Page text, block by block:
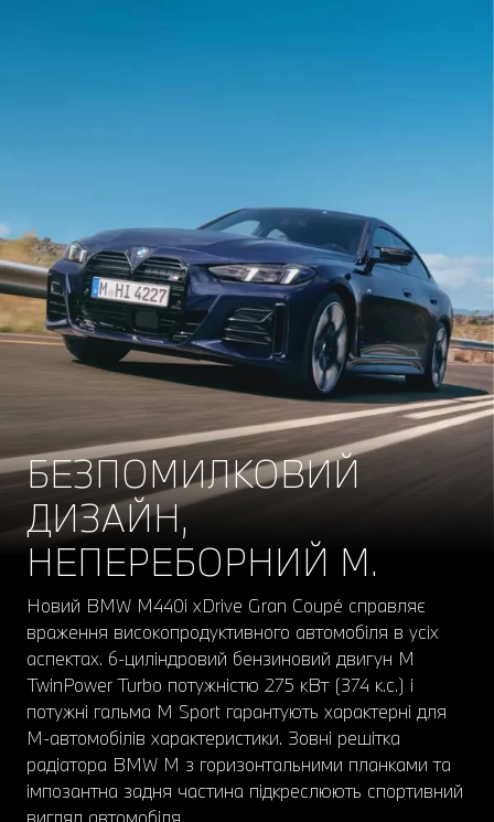
БЕЗПОМИЛКОВИЙ
ДИЗАЙН,
НЕПЕРЕБОРНИЙ М.
Новий BMW M440i xDrive Gran Coupé справляє
враження високопродуктивного автомобіля в усіх
аспектах. 6-циліндровий бензиновий двигун M
TwinPower Turbo потужністю 275 кВт (374 к.с.) і
потужні гальма M Sport гарантують характерні для
M-автомобілів характеристики. Зовні решітка
радіатора BMW M з горизонтальними планками та
імпозантна задня частина підкреслюють спортивний
вигляд автомобіля.